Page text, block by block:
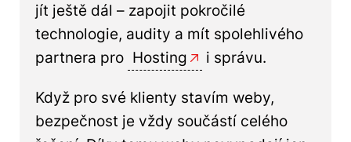
jít ještě dál – zapojit pokročilé
technologie, audity a mít spolehlivého
partnera pro Hosting i správu.
Když pro své klienty stavím weby,
bezpečnost je vždy součástí celého